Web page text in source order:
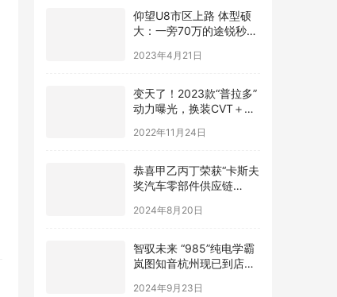
仰望U8市区上路 体型硕
大：一旁70万的途锐秒变
2023年4月21日
变天了！2023款“普拉多”
动力曝光，换装CVT＋分
2022年11月24日
恭喜甲乙丙丁荣获“卡斯夫
奖汽车零部件供应链
2024年8月20日
智驭未来 “985”纯电学霸
岚图知音杭州现已到店，
2024年9月23日